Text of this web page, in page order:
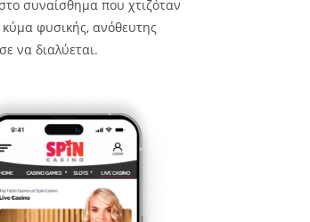
συναίσθημα που χτιζόταν
κύμα φυσικής, ανόθευτης
να διαλύεται.